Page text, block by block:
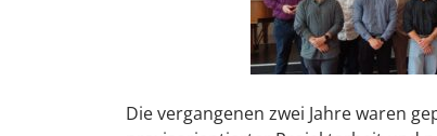
Die vergangenen zwei Jahre waren